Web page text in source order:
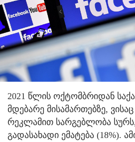
2021 წლის ოქტომბრიდან
მდებარე მისამართებზე, ვისაც
რეკლამით სარგებლობა
გადასახადი ემატება (18%).